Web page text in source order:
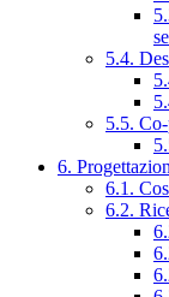
5.4.
5.5.
6.
6.1.
6.2.